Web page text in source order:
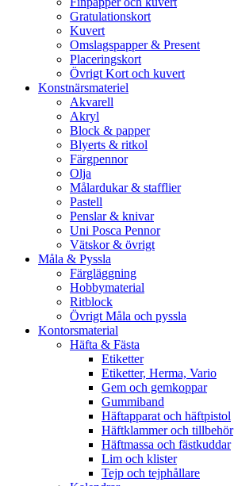
Gratulationskort
Kuvert
Omslagspapper & Present
Placeringskort
Övrigt Kort och kuvert
Konstnärsmateriel
Akvarell
Akryl
Block & papper
Blyerts & ritkol
Färgpennor
Olja
Målardukar & stafflier
Pastell
Penslar & knivar
Uni Posca Pennor
Vätskor & övrigt
Måla & Pyssla
Färgläggning
Hobbymaterial
Ritblock
Övrigt Måla och pyssla
Kontorsmaterial
Häfta & Fästa
Etiketter
Etiketter, Herma, Vario
Gem och gemkoppar
Gummiband
Häftapparat och häftpistol
Häftklammer och tillbehör
Häftmassa och fästkuddar
Lim och klister
Tejp och tejphållare